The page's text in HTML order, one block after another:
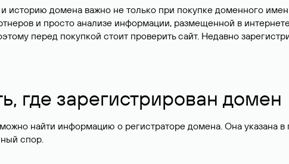
и историю домена важно не только при покупке доменного
и просто анализе информации, размещенной в
перед покупкой стоит проверить сайт. Недавно
где зарегистрирован домен
найти информацию о регистраторе домена. Она указана
спор.